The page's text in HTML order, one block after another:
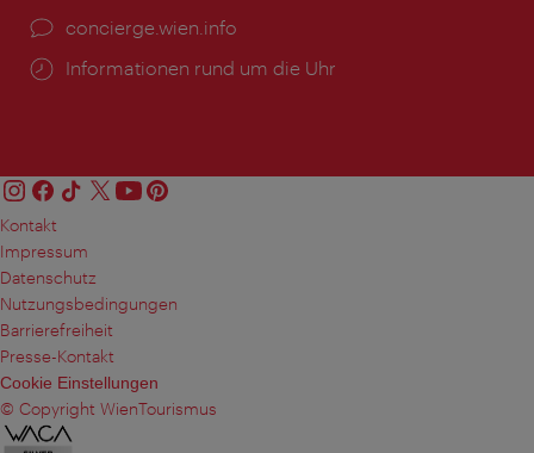
Ort:
concierge.wien.info
Öffnungszeiten:
Informationen rund um die Uhr
Kontakt
Impressum
Datenschutz
Nutzungsbedingungen
Barrierefreiheit
Presse-Kontakt
Cookie Einstellungen
© Copyright WienTourismus